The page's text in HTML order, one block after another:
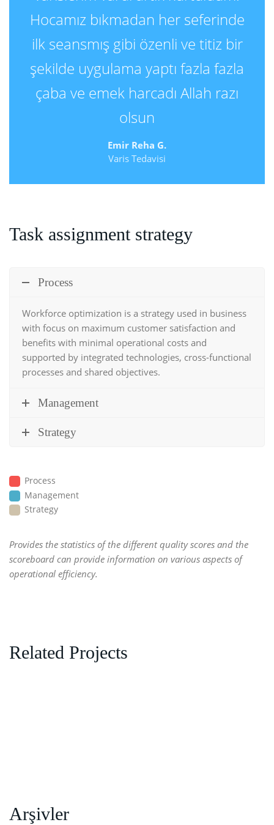
Hocamız bıkmadan her seferinde
ilk seansmış gibi özenli ve titiz bir
şekilde uygulama yaptı fazla fazla
çaba ve emek harcadı Allah razı
olsun
Emir Reha G.
Varis Tedavisi
Task assignment strategy
Process
Workforce optimization is a strategy used in business
with focus on maximum customer satisfaction and
benefits with minimal operational costs and
supported by integrated technologies, cross-functional
processes and shared objectives.
Management
Strategy
Process
Management
Strategy
Provides the statistics of the different quality scores and the
scoreboard can provide information on various aspects of
operational efficiency.
Related Projects
Arşivler